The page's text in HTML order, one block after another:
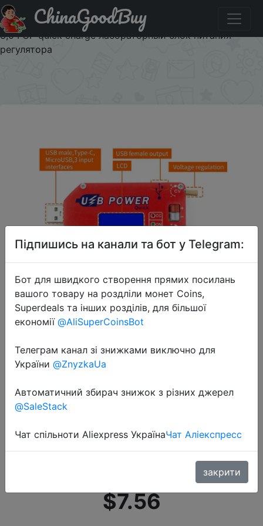
Придбати DP3A цифровой дисплей USB регулируемый
силовой модуль постоянного тока 1 30 в 15 Вт QC 2,0
3,0 FCP quick charge лабораторный блок питания
регулятора
ChinaGoodBuy
2019-08-20
DP3A цифровой дисплей USB
регулируемый силовой модуль
постоянного тока 1 30 в 15 Вт QC
лабораторный блок питания
$7.56
Підпишись на канали та бот у Telegram:
Бот для швидкого створення прямих посилань
вашого товару на роздліли монет Coins,
Superdeals та інших розділів, для більшої
економії @AliSuperCoinsBot
Телеграм канал зі знижками виключно для
України @ZnyzkaUa
Автоматичний збирач знижок з різних джерел
@SaleStack
Чат спільноти Aliexpress УкраїнаЧат Аліекспресс
закрити